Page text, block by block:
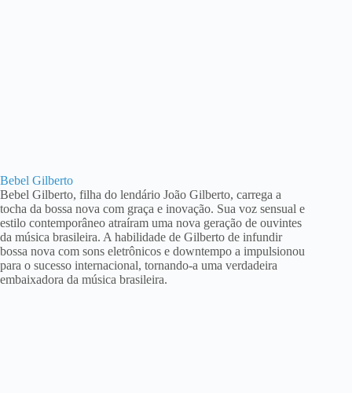
Bebel Gilberto
Bebel Gilberto, filha do lendário João Gilberto, carrega a
tocha da bossa nova com graça e inovação. Sua voz sensual e
estilo contemporâneo atraíram uma nova geração de ouvintes
da música brasileira. A habilidade de Gilberto de infundir
bossa nova com sons eletrônicos e downtempo a impulsionou
para o sucesso internacional, tornando-a uma verdadeira
embaixadora da música brasileira.